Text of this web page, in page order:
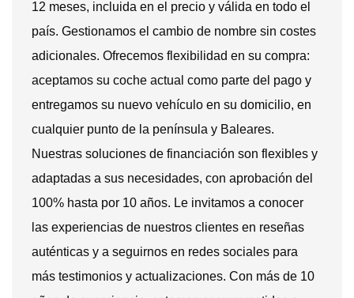
12 meses, incluida en el precio y válida en todo el
país. Gestionamos el cambio de nombre sin costes
adicionales. Ofrecemos flexibilidad en su compra:
aceptamos su coche actual como parte del pago y
entregamos su nuevo vehículo en su domicilio, en
cualquier punto de la península y Baleares.
Nuestras soluciones de financiación son flexibles y
adaptadas a sus necesidades, con aprobación del
100% hasta por 10 años. Le invitamos a conocer
las experiencias de nuestros clientes en reseñas
auténticas y a seguirnos en redes sociales para
más testimonios y actualizaciones. Con más de 10